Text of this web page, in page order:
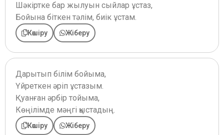
Шәкіртке бар жылуын сыйлар ұстаз,
Бойына біткен тәлім, биік ұстам.
Көшіру Жіберу
Дарытып білім бойыма,
Үйреткен әріп ұстазым.
Қуанған әрбір тойыма,
Көңілімде мәңгі қыстадың.
Көшіру Жіберу